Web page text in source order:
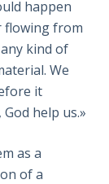
happen
flowing from
kind of
We
it
help us.»
as a
of a